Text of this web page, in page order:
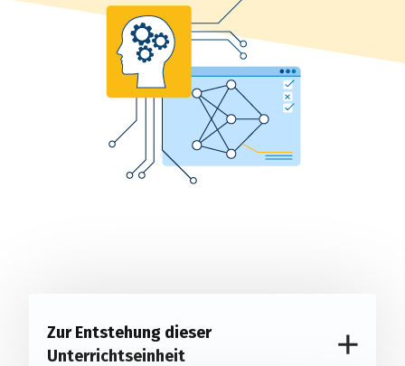
Zur Entstehung dieser
Unterrichtseinheit